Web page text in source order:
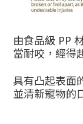
由食品級 PP
當耐咬，經得
具有凸起表面
並清新寵物的